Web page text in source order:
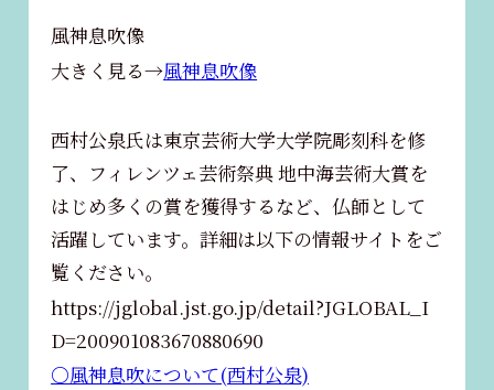
風神息吹像
大きく見る→風神息吹像
西村公泉氏は東京芸術大学大学院彫刻科を修
了、フィレンツェ芸術祭典 地中海芸術大賞を
はじめ多くの賞を獲得するなど、仏師として
活躍しています。詳細は以下の情報サイトをご
覧ください。
https://jglobal.jst.go.jp/detail?JGLOBAL_I
D=200901083670880690
〇風神息吹について(西村公泉)